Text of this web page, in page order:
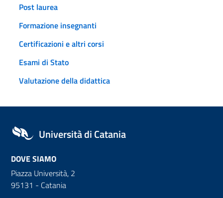
Post laurea
Formazione insegnanti
Certificazioni e altri corsi
Esami di Stato
Valutazione della didattica
Università di Catania
DOVE SIAMO
Piazza Università, 2
95131 - Catania